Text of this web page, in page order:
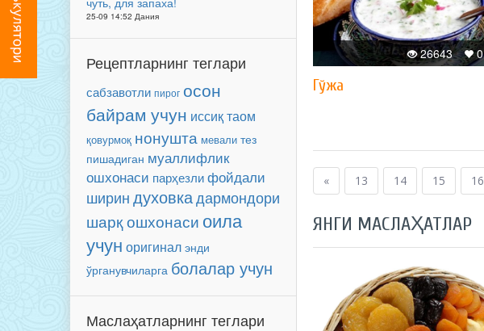
25-09 14:52 Дания
Рецептларнинг теглари
сабзавотли пирог осон
байрам учун иссиқ таом
қовурмоқ нонушта мевали тез
пишадиган муаллифлик
ошхонаси парҳезлифойдали
шириндуховкадармондори
шарқ ошхонаси оила
учун оригинал энди
ўрганувчиларга болалар учун
Маслаҳатларнинг теглари
0
26643
Гўжа
« 13 14 15 16
ЯНГИ МАСЛАҲАТЛАР